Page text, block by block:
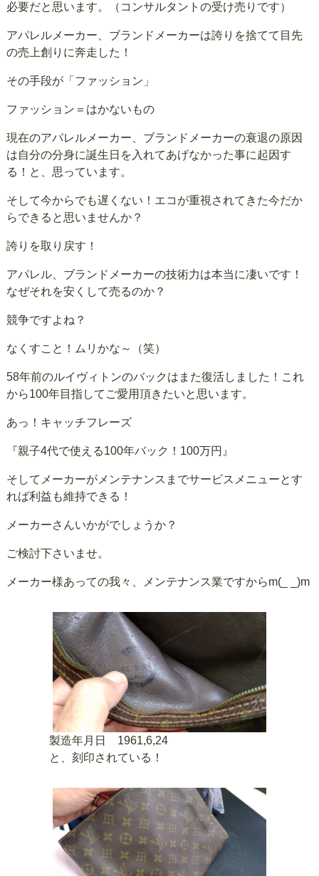
必要だと思います。（コンサルタントの受け売りです）
アパレルメーカー、ブランドメーカーは誇りを捨てて目先
の売上創りに奔走した！
その手段が「ファッション」
ファッション＝はかないもの
現在のアパレルメーカー、ブランドメーカーの衰退の原因
は自分の分身に誕生日を入れてあげなかった事に起因す
る！と、思っています。
そして今からでも遅くない！エコが重視されてきた今だか
らできると思いませんか？
誇りを取り戻す！
アパレル、ブランドメーカーの技術力は本当に凄いです！
なぜそれを安くして売るのか？
競争ですよね？
なくすこと！ムリかな～（笑）
58年前のルイヴィトンのバックはまた復活しました！これ
から100年目指してご愛用頂きたいと思います。
あっ！キャッチフレーズ
『親子4代で使える100年バック！100万円』
そしてメーカーがメンテナンスまでサービスメニューとす
れば利益も維持できる！
メーカーさんいかがでしょうか？
ご検討下さいませ。
メーカー様あっての我々、メンテナンス業ですからm(_ _)m
製造年月日 1961,6,24
と、刻印されている！